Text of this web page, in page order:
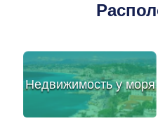
Недвижимость у моря